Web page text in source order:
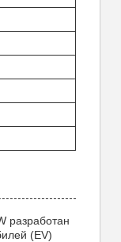
разработан
(EV)